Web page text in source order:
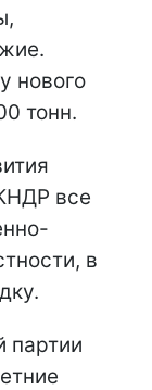
нового
тонн.
все
в
партии